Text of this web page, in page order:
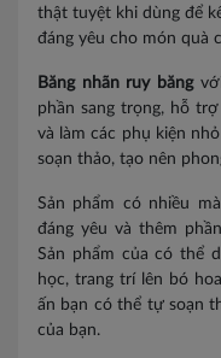
thật tuyệt khi dùng để
đáng yêu cho món quà
Băng nhãn ruy băngvới
phần sang trọng, hỗ
và làm các phụ kiện
soạn thảo, tạo nên
Sản phẩm có nhiều
đáng yêu và thêm
Sản phẩm của có thể
học, trang trí lên bó
ấn bạn có thể tự soạn
của bạn.